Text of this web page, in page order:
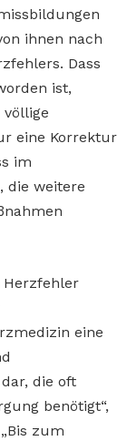
ihnen nach
Dass
ist,
eine Korrektur
im
die weitere
Herzfehler
eine
die oft
benötigt“,
zum